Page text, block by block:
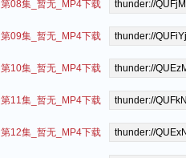
第08集_暂无_MP4下载
第09集_暂无_MP4下载
第10集_暂无_MP4下载
第11集_暂无_MP4下载
第12集_暂无_MP4下载